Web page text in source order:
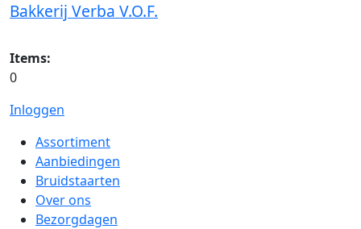
Bakkerij Verba V.O.F.
Items:
0
Inloggen
Assortiment
Aanbiedingen
Bruidstaarten
Over ons
Bezorgdagen